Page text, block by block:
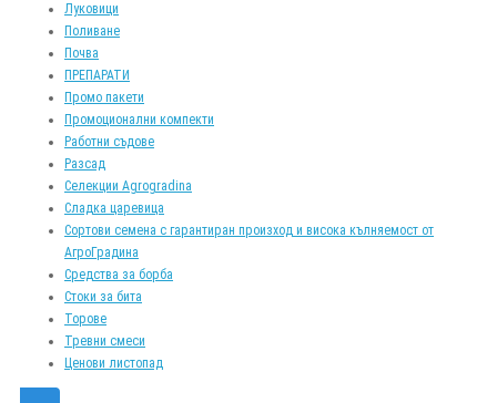
Луковици
Поливане
Почва
ПРЕПАРАТИ
Промо пакети
Промоционални компекти
Работни съдове
Разсад
Селекции Agrogradina
Сладка царевица
Сортови семена с гарантиран произход и висока кълняемост от
АгроГрадина
Средства за борба
Стоки за бита
Торове
Тревни смеси
Ценови листопад